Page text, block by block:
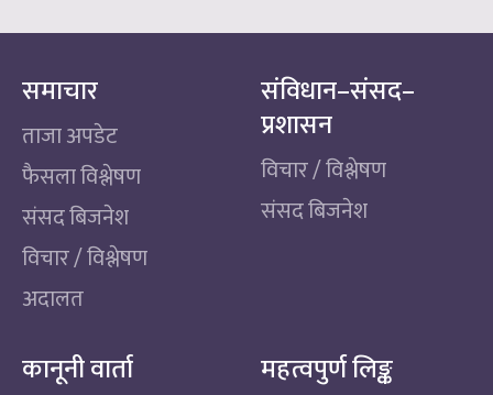
समाचार
ताजा अपडेट
फैसला विश्लेषण
संसद बिजनेश
विचार / विश्लेषण
अदालत
संविधान–संसद–
प्रशासन
विचार / विश्लेषण
संसद बिजनेश
कानूनी वार्ता महत्वपुर्ण लिङ्क